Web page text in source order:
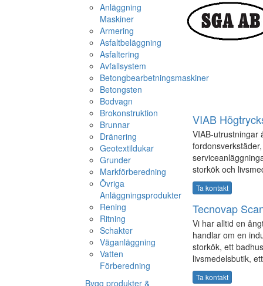
Anläggning
Maskiner
Armering
Asfaltbeläggning
Asfaltering
Avfallsystem
Betongbearbetningsmaskiner
Betongsten
Bodvagn
Brokonstruktion
Brunnar
Dränering
Geotextildukar
Grunder
Markförberedning
Övriga
Anläggningsprodukter
Rening
Ritning
Schakter
Väganläggning
Vatten
Förberedning
Bygg produkter &
VIAB
VIAB-utrustningar
storkök och
Ta kontakt
Tecnovap
Vi har alltid en
handlar om en
storkök, ett
livsmedelsbutik,
Ta kontakt